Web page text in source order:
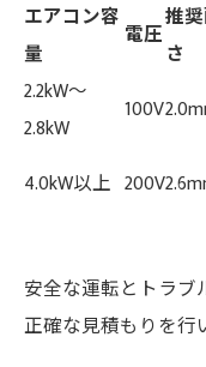
エアコン容
量
電圧
推
さ
2.2kW～
2.8kW
100V
4.0kW以上 200V
安全な運転とトラブ
正確な見積もりを行